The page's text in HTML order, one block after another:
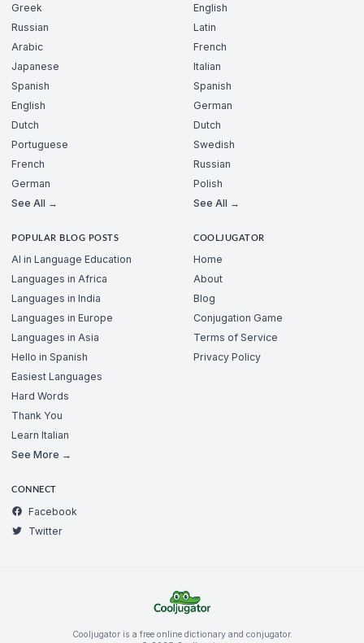
Greek
Russian
Arabic
Japanese
Spanish
English
Dutch
Portuguese
French
German
See All →
English
Latin
French
Italian
Spanish
German
Dutch
Swedish
Russian
Polish
See All →
POPULAR BLOG POSTS
AI in Language Education
Languages in Africa
Languages in India
Languages in Europe
Languages in Asia
Hello in Spanish
Easiest Languages
Hard Words
Thank You
Learn Italian
See More →
COOLJUGATOR
Home
About
Blog
Conjugation Game
Terms of Service
Privacy Policy
CONNECT
Facebook
Twitter
Cooljugator is a free online dictionary and conjugator.